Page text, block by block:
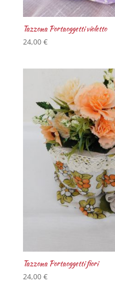
Tazzona Portaoggetti violetto
24,00 €
Tazzona Portaoggetti fiori
24,00 €